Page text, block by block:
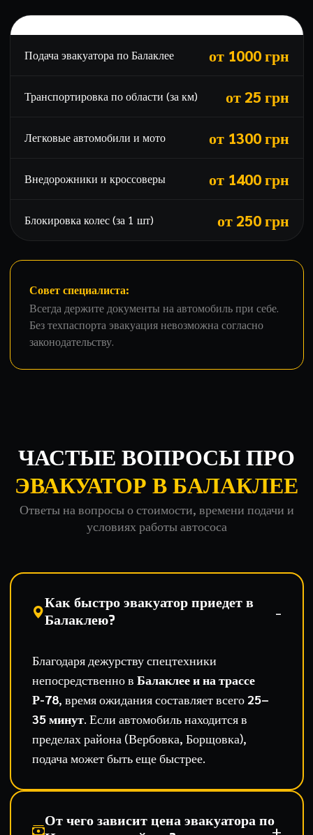
Подача эвакуатора по Балаклее от 1000 грн
Транспортировка по области (за км) от 25 грн
Легковые автомобили и мото от 1300 грн
Внедорожники и кроссоверы от 1400 грн
Блокировка колес (за 1 шт) от 250 грн
Совет специалиста:
Всегда держите документы на автомобиль при себе.
Без техпаспорта эвакуация невозможна согласно
законодательству.
ЧАСТЫЕ ВОПРОСЫ ПРО
ЭВАКУАТОР В БАЛАКЛЕЕ
Ответы на вопросы о стоимости, времени подачи и
условиях работы автососа
Как быстро эвакуатор приедет в
Балаклею?
Благодаря дежурству спецтехники
непосредственно в Балаклее и на трассе
Р-78, время ожидания составляет всего25–
35 минут. Если автомобиль находится в
пределах района (Вербовка, Борщовка),
подача может быть еще быстрее.
От чего зависит цена эвакуатора по